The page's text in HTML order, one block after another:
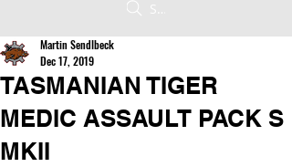
Suche
TASMANIAN TIGER
MEDIC ASSAULT PACK S
MKII
Martin Sendlbeck
Dec 17, 2019